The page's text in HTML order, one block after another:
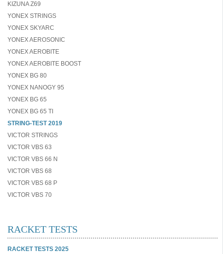
KIZUNA Z69
YONEX STRINGS
YONEX SKYARC
YONEX AEROSONIC
YONEX AEROBITE
YONEX AEROBITE BOOST
YONEX BG 80
YONEX NANOGY 95
YONEX BG 65
YONEX BG 65 TI
STRING-TEST 2019
VICTOR STRINGS
VICTOR VBS 63
VICTOR VBS 66 N
VICTOR VBS 68
VICTOR VBS 68 P
VICTOR VBS 70
RACKET TESTS
RACKET TESTS 2025